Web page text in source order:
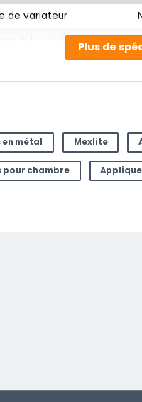
de variateur
le cordon?
en hauteur
Plus de
en métal Mexlite
pour chambre